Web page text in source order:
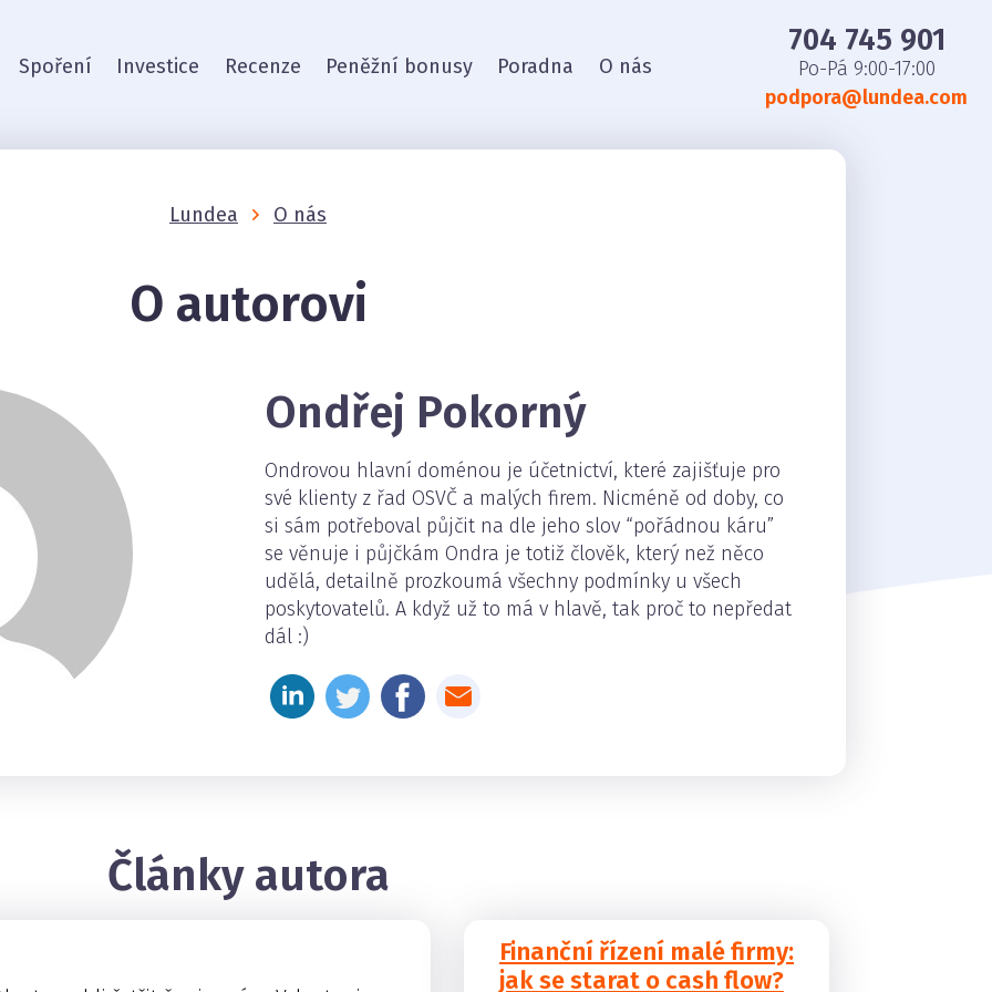
Spoření Investice Recenze Peněžní bonusy Poradna O nás
704 745 901
Po-Pá 9:00-17:00
podpora@lundea.com
Lundea O nás
O autorovi
Ondřej Pokorný
Ondrovou hlavní doménou je účetnictví, které zajišťuje pro
své klienty z řad OSVČ a malých firem. Nicméně od doby, co
si sám potřeboval půjčit na dle jeho slov “pořádnou káru”
se věnuje i půjčkám Ondra je totiž člověk, který než něco
udělá, detailně prozkoumá všechny podmínky u všech
poskytovatelů. A když už to má v hlavě, tak proč to nepředat
dál :)
Články autora
Finanční řízení malé firmy:
jak se starat o cash flow?